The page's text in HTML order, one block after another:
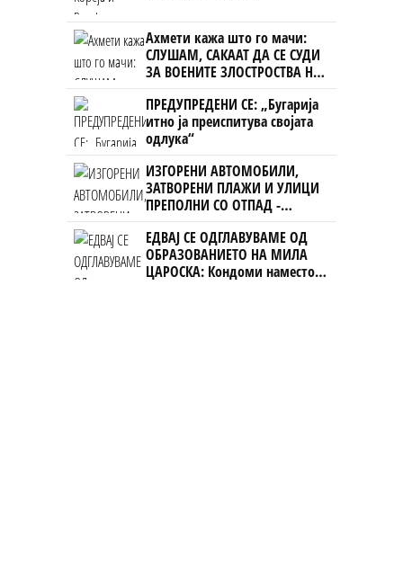
Ахмети кажа што го мачи:
СЛУШАМ, САКААТ ДА СЕ СУДИ
ЗА ВОЕНИТЕ ЗЛОСТРОСТВА НА
УЧК...
ПРЕДУПРЕДЕНИ СЕ: „Бугарија
итно ја преиспитува својата
одлука“
ИЗГОРЕНИ АВТОМОБИЛИ,
ЗАТВОРЕНИ ПЛАЖИ И УЛИЦИ
ПРЕПОЛНИ СО ОТПАД -
Фнидек во хаос по
мигрантскиот бран кон Сеута
ЕДВАЈ СЕ ОДГЛАВУВАМЕ ОД
ОБРАЗОВАНИЕТО НА МИЛА
ЦАРОСКА: Кондоми наместо